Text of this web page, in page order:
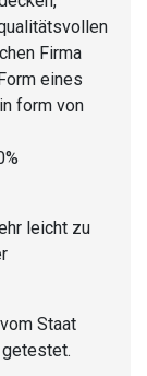
Firma
eines
form von
leicht zu
Staat